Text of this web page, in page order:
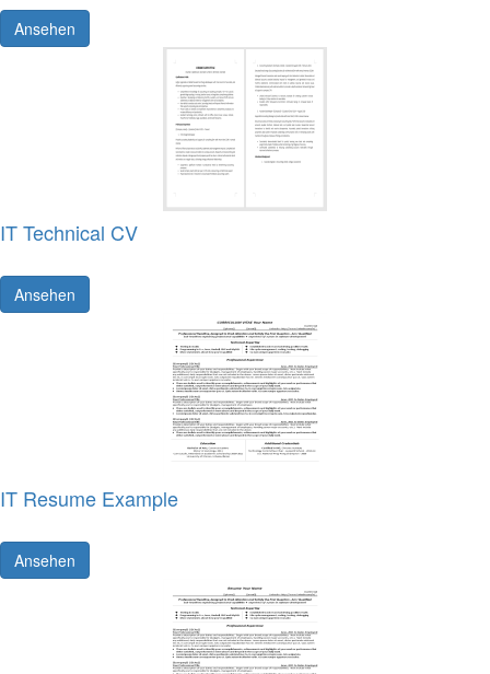
Ansehen
IT Technical CV
Ansehen
IT Resume Example
Ansehen